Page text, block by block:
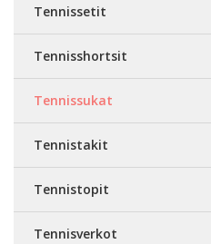
Tennissetit
Tennisshortsit
Tennissukat
Tennistakit
Tennistopit
Tennisverkot